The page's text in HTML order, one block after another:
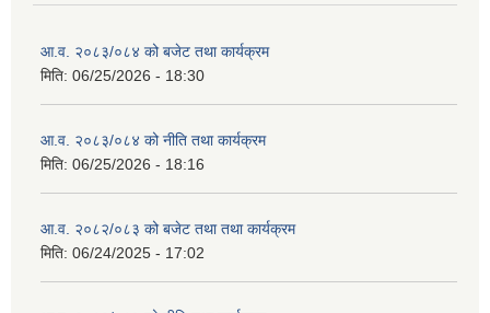
आ.व. २०८३/०८४ को बजेट तथा कार्यक्रम
मिति: 06/25/2026 - 18:30
आ.व. २०८३/०८४ को नीति तथा कार्यक्रम
मिति: 06/25/2026 - 18:16
आ.व. २०८२/०८३ को बजेट तथा तथा कार्यक्रम
मिति: 06/24/2025 - 17:02